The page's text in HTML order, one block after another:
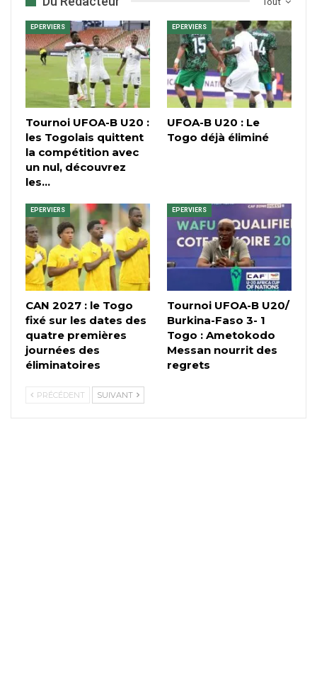
EPERVIERS
Tournoi UFOA-B U20 :
les Togolais quittent
la compétition avec
un nul, découvrez
les…
EPERVIERS
UFOA-B U20 : Le
Togo déjà éliminé
EPERVIERS
CAN 2027 : le Togo
fixé sur les dates des
quatre premières
journées des
éliminatoires
EPERVIERS
Tournoi UFOA-B U20/
Burkina-Faso 3- 1
Togo : Ametokodo
Messan nourrit des
regrets
PRÉCÉDENT SUIVANT